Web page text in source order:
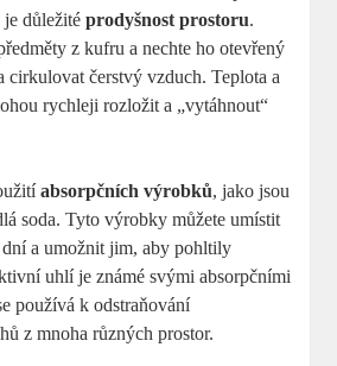
je důležitéprodyšnost prostoru.
z kufru a nechte ho otevřený
cirkulovat čerstvý vzduch. Teplota a
rychleji rozložit a „vytáhnout“
absorpčních výrobků, jako jsou
soda. Tyto výrobky můžete umístit
a umožnit jim, aby pohltily
uhlí je známé svými absorpčními
používá k odstraňování
z mnoha různých prostor.